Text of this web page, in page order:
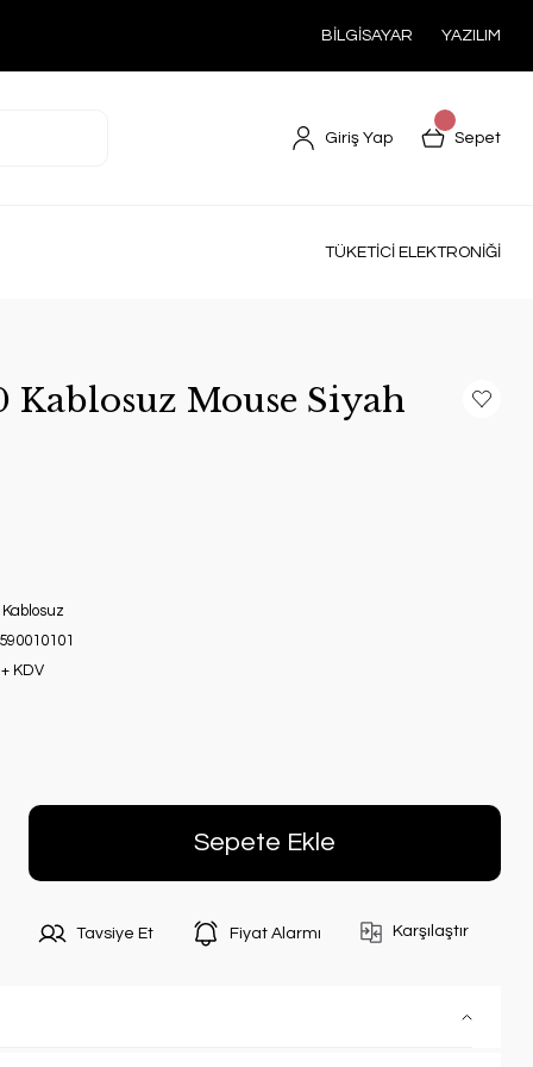
BİLGİSAYAR YAZILIM
Giriş Yap Sepet
TÜKETİCİ ELEKTRONİĞİ
Kablosuz Mouse Siyah
KDV
Sepete Ekle
Tavsiye Et Fiyat Alarmı Karşılaştır